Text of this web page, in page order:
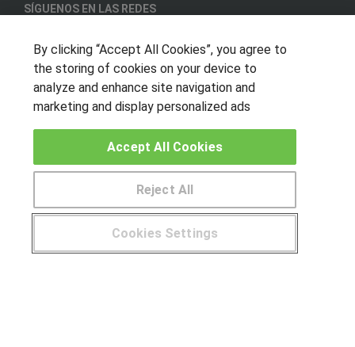
SÍGUENOS EN LAS REDES
OTROS GRUPOS DE INTERES
Muro de los idiomas
CENTROS DE FORMACIÓN
Publicar cursos
¿Tienes alguna duda? 900 264 357
By clicking “Accept All Cookies”, you agree to
the storing of cookies on your device to
analyze and enhance site navigation and
marketing and display personalized ads
Cookies Settings
Reject All
Accept All Cookies